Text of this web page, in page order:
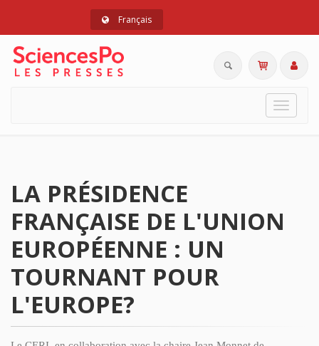
Français
Toggle
LA PRÉSIDENCE
FRANÇAISE DE L'UNION
EUROPÉENNE : UN
TOURNANT POUR
L'EUROPE?